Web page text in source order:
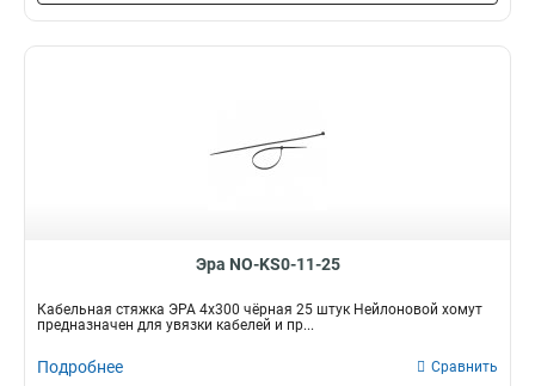
Эра NO-KS0-11-25
Кабельная стяжка ЭРА 4x300 чёрная 25 штук Нейлоновой хомут
предназначен для увязки кабелей и пр...
Подробнее Сравнить